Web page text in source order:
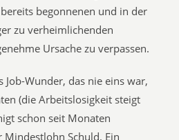
begonnenen und in der
zu verheimlichenden
Ursache zu verpassen.
Job-Wunder, das nie eins war,
(die Arbeitslosigkeit steigt
schon seit Monaten
Schuld. Ein